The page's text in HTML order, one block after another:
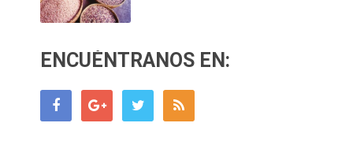
ENCUÉNTRANOS EN: